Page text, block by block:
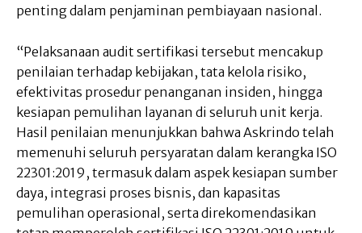
penting dalam penjaminan pembiayaan nasional.
“Pelaksanaan audit sertifikasi tersebut mencakup
penilaian terhadap kebijakan, tata kelola risiko,
efektivitas prosedur penanganan insiden, hingga
kesiapan pemulihan layanan di seluruh unit kerja.
Hasil penilaian menunjukkan bahwa Askrindo telah
memenuhi seluruh persyaratan dalam kerangka ISO
22301:2019, termasuk dalam aspek kesiapan sumber
daya, integrasi proses bisnis, dan kapasitas
pemulihan operasional, serta direkomendasikan